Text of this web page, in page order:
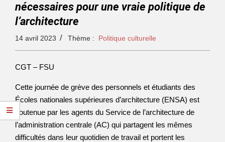
nécessaires pour une vraie politique de
l’architecture
14 avril 2023 Thème : Politique culturelle
CGT – FSU
Cette journée de grève des personnels et étudiants des
Écoles nationales supérieures d’architecture (ENSA) est
soutenue par les agents du Service de l’architecture de
l’administration centrale (AC) qui partagent les mêmes
difficultés dans leur quotidien de travail et portent les